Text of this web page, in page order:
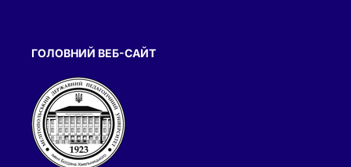
ГОЛОВНИЙ ВЕБ-САЙТ